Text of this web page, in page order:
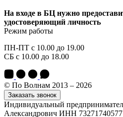
На входе в БЦ нужно
удостоверяющий личность
Режим работы
ПН-ПТ с 10.00 до 19.00
СБ с 10.00 до 18.00
© По Волнам 2013 – 2026
Заказать звонок
Индивидуальный
Александрович ИНН